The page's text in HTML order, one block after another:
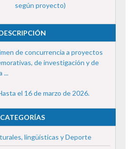
según proyecto)
de concurrencia a proyectos
de investigación y de
...
el 16 de marzo de 2026.
CATEGORÍAS
lingüísticas y Deporte